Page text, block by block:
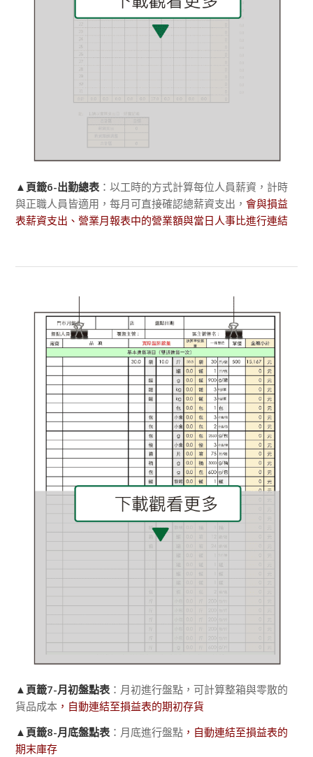
▲ 頁籤6-出勤總表 ：以工時的方式計算每位人員薪資，計時
與正職人員皆適用，每月可直接確認總薪資支出，會與損益
表薪資支出、營業月報表中的營業額與當日人事比進行連結
▲頁籤7-月初盤點表 ：月初進行盤點，可計算整箱與零散的
貨品成本 ，自動連結至損益表的期初存貨
▲頁籤8-月底盤點表 ：月底進行盤點 ，自動連結至損益表的
期末庫存